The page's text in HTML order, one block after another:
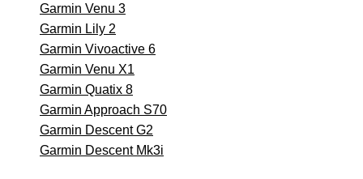
Garmin Venu 3
Garmin Lily 2
Garmin Vivoactive 6
Garmin Venu X1
Garmin Quatix 8
Garmin Approach S70
Garmin Descent G2
Garmin Descent Mk3i